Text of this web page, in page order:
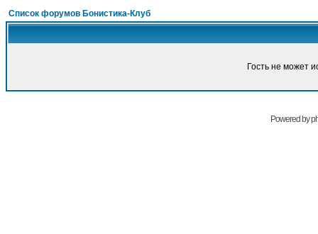
Список форумов Бонистика-Клуб
Гость не может
Powered by